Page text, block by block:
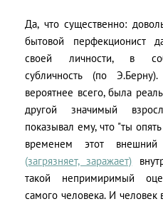
Да, что существенно:
бытовой перфекционист
своей личности, в
субличность (по
вероятнее всего, была
другой значимый
показывал ему, что "ты
временем этот
(загрязняет, заражает)
такой непримиримый
самого человека. И человек